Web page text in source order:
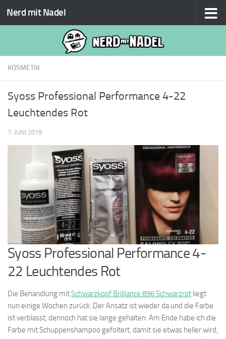
Zum Inhalt springen
Nerd mit Nadel
KOSMETIK
Syoss Professional Performance 4-22
Leuchtendes Rot
7. JUNI 2019
Syoss Professional Performance 4-
22 Leuchtendes Rot
Die Behandlung mitSchwarzkopf Brilliance 896 Schwarzrot liegt
nun einige Wochen zurück. Der Ansatz ist wieder da und die Farbe
ist verblasst, dennoch hat sie lange gehalten. Am Ende habe ich die
Farbe mit Schuppenshampoo gefoltert, damit sie etwas heller wird,